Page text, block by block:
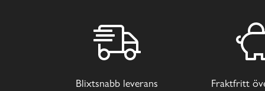
Blixtsnabb leverans Fraktfritt